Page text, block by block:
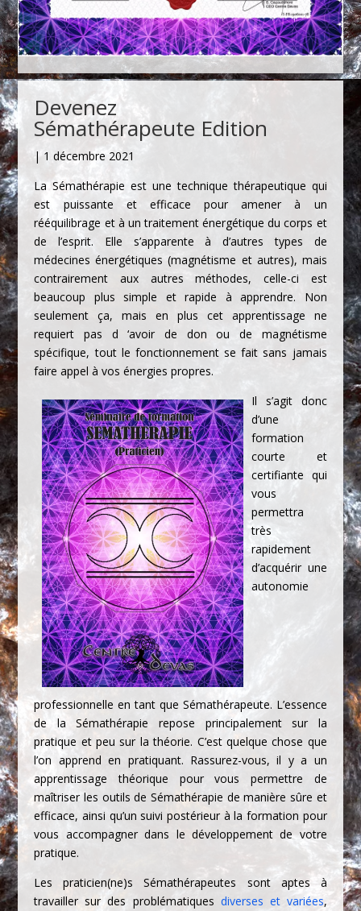
Devenez
Sémathérapeute Edition
| 1 décembre 2021
La Sémathérapie est une technique thérapeutique qui
est puissante et efficace pour amener à un
rééquilibrage et à un traitement énergétique du corps et
de l’esprit. Elle s’apparente à d’autres types de
médecines énergétiques (magnétisme et autres), mais
contrairement aux autres méthodes, celle-ci est
beaucoup plus simple et rapide à apprendre. Non
seulement ça, mais en plus cet apprentissage ne
requiert pas d ‘avoir de don ou de magnétisme
spécifique, tout le fonctionnement se fait sans jamais
faire appel à vos énergies propres.
Il s’agit donc
d’une
formation
courte et
certifiante qui
vous
permettra
très
rapidement
d’acquérir une
autonomie
professionnelle en tant que Sémathérapeute. L’essence
de la Sémathérapie repose principalement sur la
pratique et peu sur la théorie. C’est quelque chose que
l’on apprend en pratiquant. Rassurez-vous, il y a un
apprentissage théorique pour vous permettre de
maîtriser les outils de Sémathérapie de manière sûre et
efficace, ainsi qu’un suivi postérieur à la formation pour
vous accompagner dans le développement de votre
pratique.
Les praticien(ne)s Sémathérapeutes sont aptes à
travailler sur des problématiques diverses et variées,